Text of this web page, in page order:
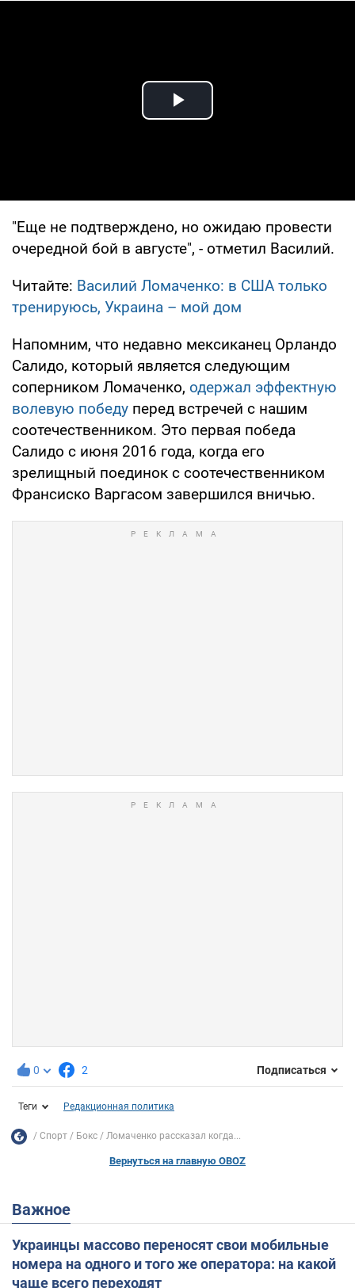
Play Video
"Еще не подтверждено, но ожидаю провести
очередной бой в августе", - отметил Василий.
Читайте: Василий Ломаченко: в США только
тренируюсь, Украина – мой дом
Напомним, что недавно мексиканец Орландо
Салидо, который является следующим
соперником Ломаченко, одержал эффектную
волевую победу перед встречей с нашим
соотечественником. Это первая победа
Салидо с июня 2016 года, когда его
зрелищный поединок с соотечественником
Франсиско Варгасом завершился вничью.
0 2 Подписаться
Теги Редакционная политика
Спорт Бокс Ломаченко рассказал когда...
Вернуться на главную OBOZ
Важное
Украинцы массово переносят свои мобильные
номера на одного и того же оператора: на какой
чаще всего переходят